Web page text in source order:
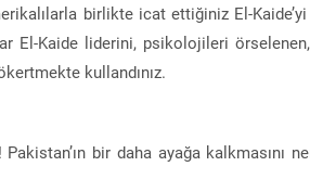
birlikte icat ettiğiniz El-Kaide’yi
El-Kaide liderini, psikolojileri
kullandınız.
bir daha ayağa kalkmasını